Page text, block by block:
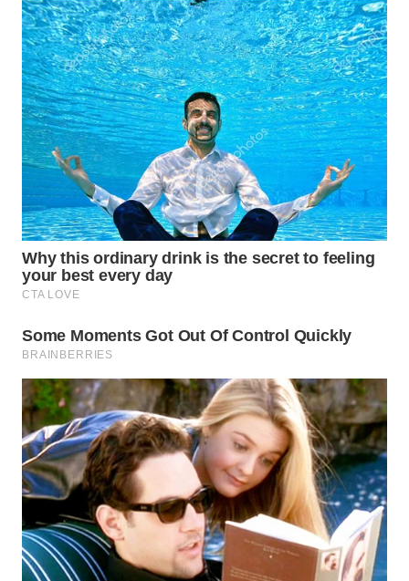
BORNEO
Wahana
Media
Group
WAHANA
NEWS
WAHANA
TANI
WAHANA
ADVOKAT
WAHANA
INFRASTRUKTUR
WAHANA
KONSUMEN
WAHANA
LISTRIK
WAHANA
TRAVEL